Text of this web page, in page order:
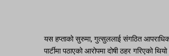
यस हप्ताको सुरुमा, गुत्सुललाई संगठित
पार्टीमा पठाएको आरोपमा दोषी ठहर गरिएको